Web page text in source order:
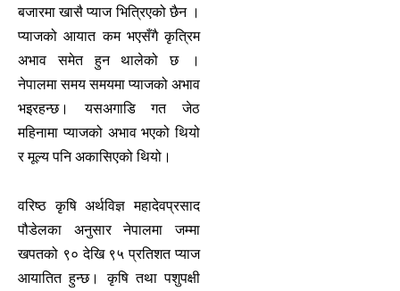
बजारमा खासै प्याज भित्रिएको छैन ।
प्याजको आयात कम भएसँगै कृत्रिम
अभाव समेत हुन थालेको छ ।
नेपालमा समय समयमा प्याजको अभाव
भइरहन्छ। यसअगाडि गत जेठ
महिनामा प्याजको अभाव भएको थियो
र मूल्य पनि अकासिएको थियो।
वरिष्ठ कृषि अर्थविज्ञ महादेवप्रसाद
पौडेलका अनुसार नेपालमा जम्मा
खपतको ९० देखि ९५ प्रतिशत प्याज
आयातित हुन्छ। कृषि तथा पशुपक्षी